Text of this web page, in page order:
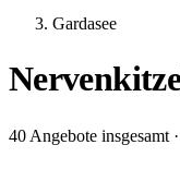
Gardasee
40 Angebote insgesamt